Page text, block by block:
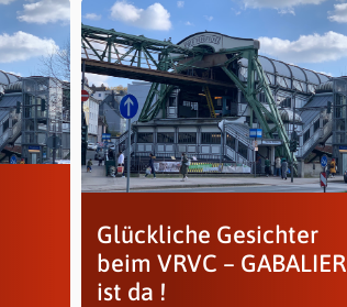
Glückliche Gesichter
beim VRVC – GABALIER
ist da !